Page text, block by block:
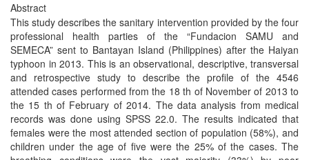
Abstract
This study describes the sanitary intervention provided by the four
professional health parties of the “Fundacion SAMU and
SEMECA” sent to Bantayan Island (Philippines) after the Haiyan
typhoon in 2013. This is an observational, descriptive, transversal
and retrospective study to describe the profile of the 4546
attended cases performed from the 18 th of November of 2013 to
the 15 th of February of 2014. The data analysis from medical
records was done using SPSS 22.0. The results indicated that
females were the most attended section of population (58%), and
children under the age of five were the 25% of the cases. The